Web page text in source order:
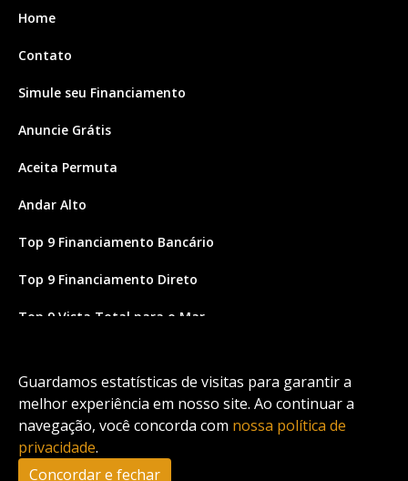
Guardamos estatísticas de visitas para garantir a
melhor experiência em nosso site. Ao continuar a
navegação, você concorda com nossa política de
privacidade.
Concordar e fechar
Home
Contato
Simule seu Financiamento
Anuncie Grátis
Aceita Permuta
Andar Alto
Top 9 Financiamento Bancário
Top 9 Financiamento Direto
Top 9 Vista Total para o Mar
Site feito por Coruja Sistemas